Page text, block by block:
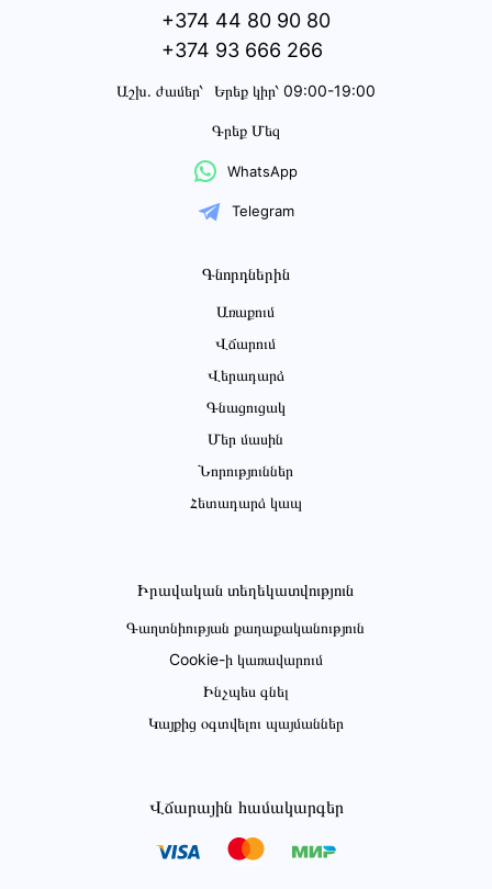
+374 44 80 90 80
+374 93 666 266
Աշխ․ ժամեր՝ Երեք կիր՝ 09:00-19:00
Գրեք Մեզ
WhatsApp
Telegram
Գնորդներին
Առաքում
Վճարում
Վերադարձ
Գնացուցակ
Մեր մասին
Նորություններ
Հետադարձ կապ
Իրավական տեղեկատվություն
Գաղտնիության քաղաքականություն
Cookie-ի կառավարում
Ինչպես գնել
Կայքից օգտվելու պայմաններ
Վճարային համակարգեր